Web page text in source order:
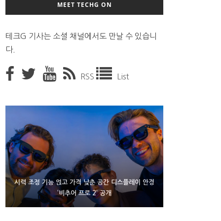
MEET TECHG ON
테크G 기사는 소셜 채널에서도 만날 수 있습니
다.
RSS List
시력 조정 기능 얹고 가격 낮춘 공간 디스플레이 안경
‘비추어 프로 2’ 공개
D램 부족에 10억달러어치 아이폰18 프로세서 패키징
대기 중
300~400달러 반지형 스피커 준비하는 오픈AI